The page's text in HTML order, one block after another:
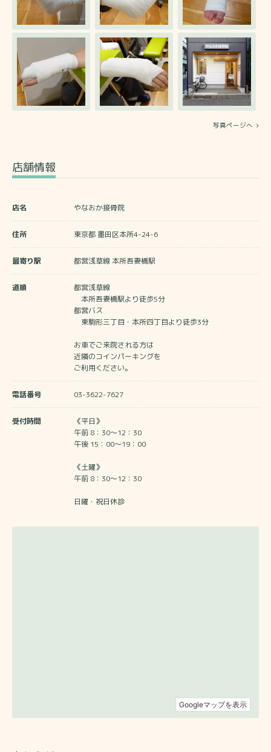
写真ページへ
店舗情報
店名 やなおか接骨院
住所 東京都 墨田区本所4-24-6
最寄り駅 都営浅草線 本所吾妻橋駅
道順
都営浅草線
本所吾妻橋駅より徒歩5分
都営バス
東駒形三丁目・本所四丁目より徒歩3分
お車でご来院される方は
近隣のコインパーキングを
ご利用ください。
電話番号 03-3622-7627
受付時間
《平日》
午前 8：30～12：30
午後 15：00～19：00
《土曜》
午前 8：30～12：30
日曜・祝日休診